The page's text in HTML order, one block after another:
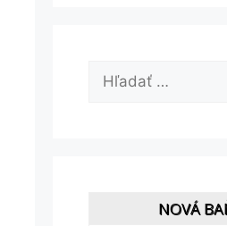
Hľadať:
NOVÁ